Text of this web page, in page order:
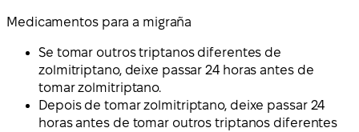
Medicamentos para a migraña
Se tomar outros triptanos diferentes de
zolmitriptano, deixe passar 24 horas antes de
tomar zolmitriptano.
Depois de tomar zolmitriptano, deixe passar 24
horas antes de tomar outros triptanos diferentes